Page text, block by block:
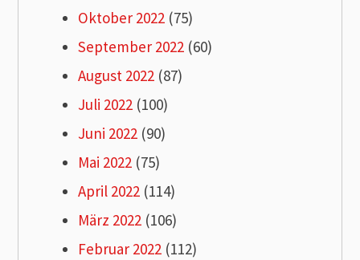
Oktober 2022 (75)
September 2022 (60)
August 2022 (87)
Juli 2022 (100)
Juni 2022 (90)
Mai 2022 (75)
April 2022 (114)
März 2022 (106)
Februar 2022 (112)